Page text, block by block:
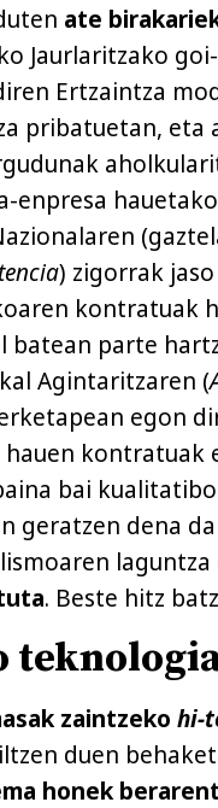
ate
Jaurlaritzako
Ertzaintza
pribatuetan, eta
enpresa
) zigorrak
kontratuak
parte
Agintaritzaren (
egon
kontratuak
bai
geratzen dena
laguntza
. Beste hitz
zaintzeko hi-
duen
honek